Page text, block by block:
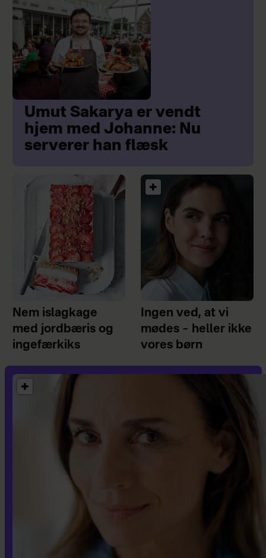
Umut Sakarya er vendt
hjem med Johanne: Nu
serverer han flæsk
Nem islagkage
med jordbæris og
ingefærkiks
Ingen ved, at vi
mødes – heller ikke
vores børn